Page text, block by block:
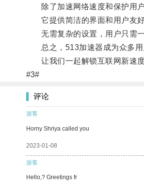
除了加速网络速度和保护用户
它提供简洁的界面和用户友好
无需复杂的设置，用户只需一
总之，513加速器成为众多用
让我们一起解锁互联网新速度
#3#
评论
游客
Horny Shriya called you
2023-01-08
游客
Hello,? Greetings fr